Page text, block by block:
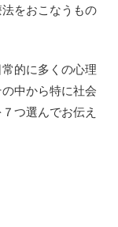
をおこなうもの
的に多くの心理
中から特に社会
つ選んでお伝え